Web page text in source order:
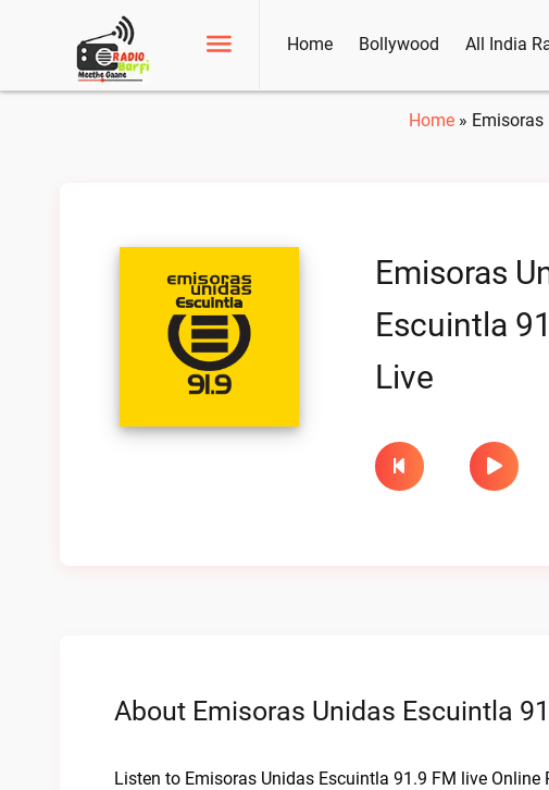
Home Bollywood All India
Home » Emisoras
Emisoras
Escuintla
Live
About Emisoras Unidas Escuintla
Listen to Emisoras Unidas Escuintla 91.9 FM live Online